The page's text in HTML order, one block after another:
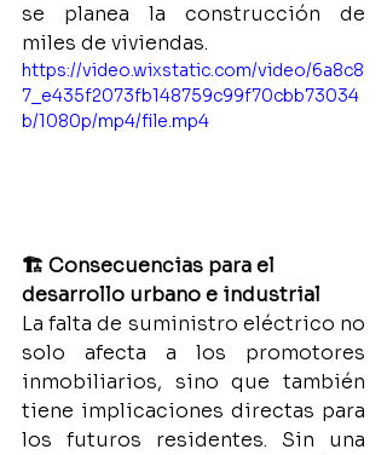
se planea la construcción de
miles de viviendas.
https://video.wixstatic.com/video/6a8c8
7_e435f2073fb148759c99f70cbb73034
b/1080p/mp4/file.mp4
🏗️ Consecuencias para el
desarrollo urbano e industrial
La falta de suministro eléctrico no
solo afecta a los promotores
inmobiliarios, sino que también
tiene implicaciones directas para
los futuros residentes. Sin una